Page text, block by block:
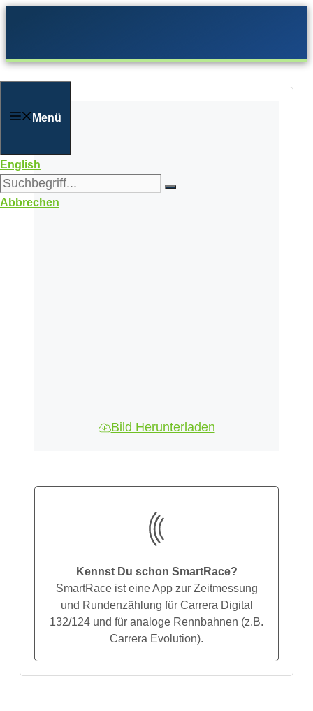
Menü
English
Abbrechen
Bild Herunterladen
Kennst Du schon SmartRace?
SmartRace ist eine App zur Zeitmessung
und Rundenzählung für Carrera Digital
132/124 und für analoge Rennbahnen (z.B.
Carrera Evolution).